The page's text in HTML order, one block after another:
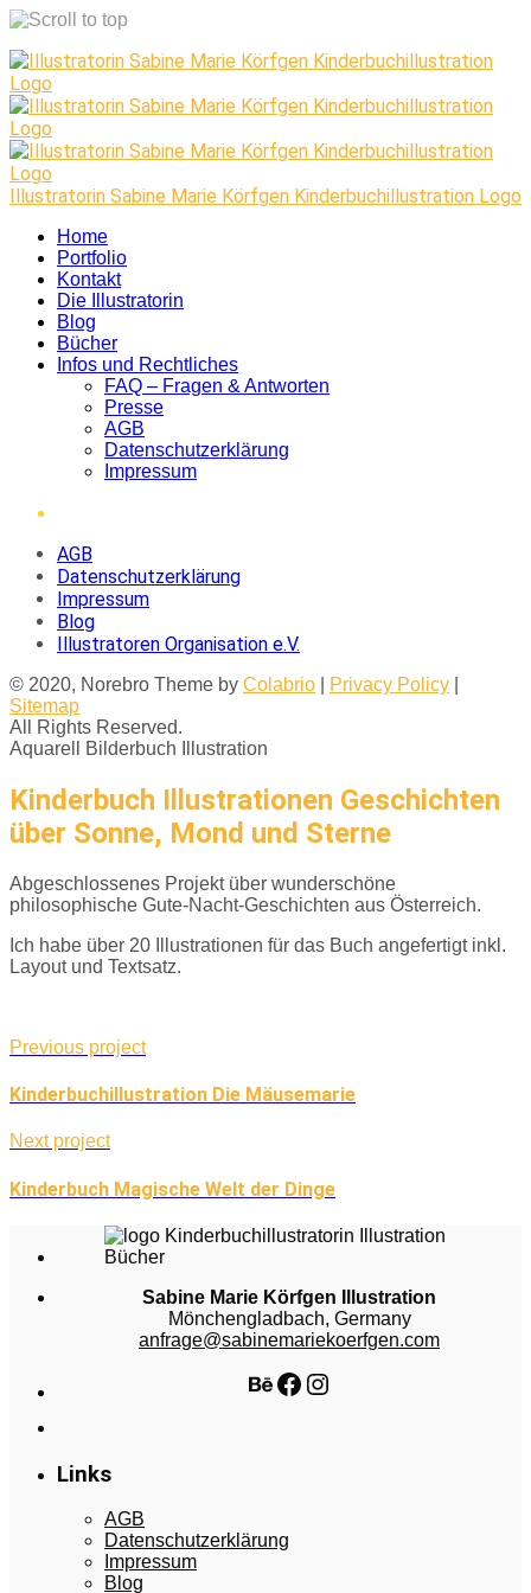
Skip
to
content
Illustratorin Sabine Marie Körfgen Kinderbuchillustration Logo
Home
Portfolio
Kontakt
Die Illustratorin
Blog
Bücher
Infos und Rechtliches
FAQ – Fragen & Antworten
Presse
AGB
Datenschutzerklärung
Impressum
AGB
Datenschutzerklärung
Impressum
Blog
Illustratoren Organisation e.V.
© 2020, Norebro Theme by Colabrio Privacy Policy
Sitemap
All Rights Reserved.
Aquarell
Bilderbuch Illustration
Kinderbuch Illustrationen Geschichten
über Sonne, Mond und Sterne
Abgeschlossenes Projekt über wunderschöne
philosophische Gute-Nacht-Geschichten aus Österreich.
Ich habe über 20 Illustrationen für das Buch angefertigt inkl.
Layout und Textsatz.
Previous project
Kinderbuchillustration Die Mäusemarie
Next project
Kinderbuch Magische Welt der Dinge
Sabine Marie Körfgen Illustration
Mönchengladbach, Germany
anfrage@sabinemariekoerfgen.com
Behance
Facebook
Instagram
Links
AGB
Datenschutzerklärung
Impressum
Blog